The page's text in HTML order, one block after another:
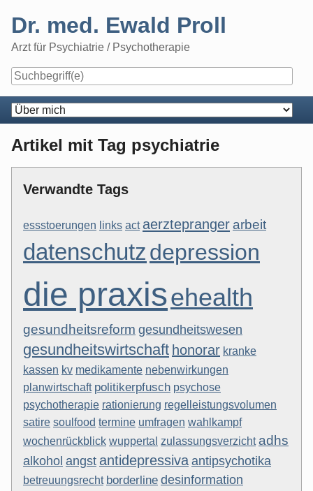
content
Dr. med. Ewald Proll
Arzt für Psychiatrie / Psychotherapie
Navigation
Artikel mit Tag psychiatrie
Verwandte Tags
essstoerungen links act aerztepranger arbeit
datenschutzdepression
die praxisehealth
gesundheitsreform gesundheitswesen
gesundheitswirtschaft honorar kranke
kassen kv medikamente nebenwirkungen
planwirtschaft politikerpfusch psychose
psychotherapie rationierung regelleistungsvolumen
satire soulfood termine umfragen wahlkampf
wochenrückblick wuppertal zulassungsverzicht adhs
alkohol angst antidepressiva antipsychotika
betreuungsrecht borderline desinformation